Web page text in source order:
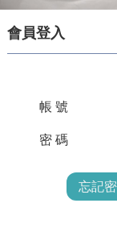
會員登入
帳 號
密 碼